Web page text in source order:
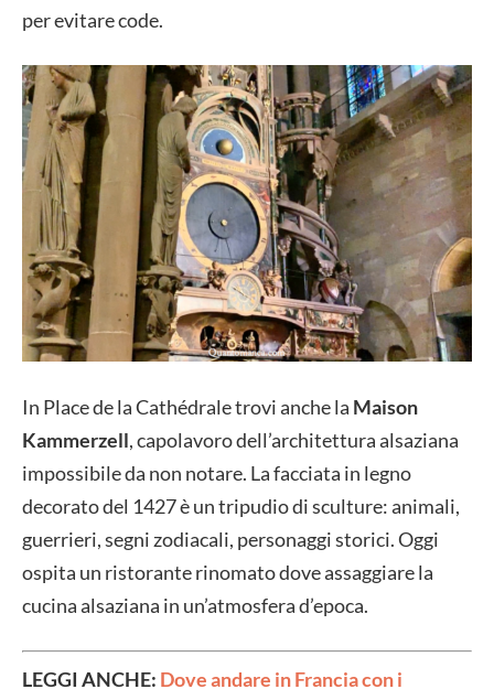
per evitare code.
In Place de la Cathédrale trovi anche la Maison
Kammerzell,capolavoro dell’architettura alsaziana
impossibile da non notare. La facciata in legno
decorato del 1427 è un tripudio di sculture: animali,
guerrieri, segni zodiacali, personaggi storici. Oggi
ospita un ristorante rinomato dove assaggiare la
cucina alsaziana in un’atmosfera d’epoca.
LEGGI ANCHE: Dove andare in Francia con i